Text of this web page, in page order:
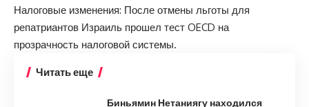
Налоговые изменения: После отмены льготы для
репатриантов Израиль прошел тест OECD на
прозрачность налоговой системы.
Читать еще
Биньямин Нетаниягу находился